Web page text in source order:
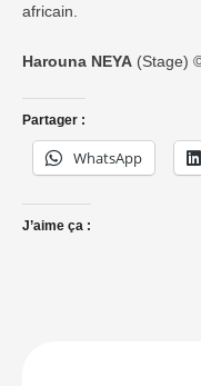
africain.
Harouna NEYA (Stage)
Partager :
WhatsApp
J’aime ça :